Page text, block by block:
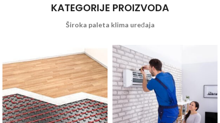
KATEGORIJE PROIZVODA
Široka paleta klima uređaja